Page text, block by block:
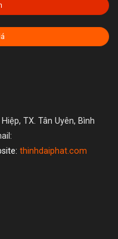
TX. Tân Uyên, Bình
thinhdaiphat.com